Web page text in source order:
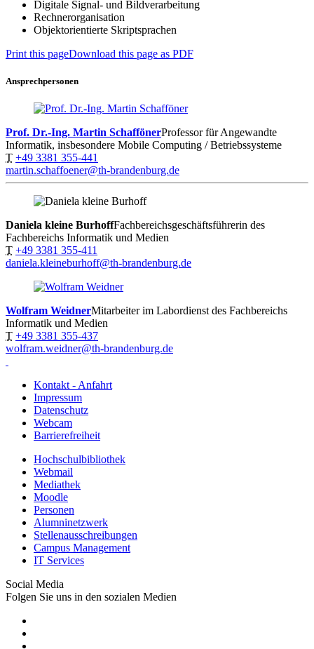
Digitale Signal- und Bildverarbeitung
Rechnerorganisation
Objektorientierte Skriptsprachen
Print this pageDownload this page as PDF
Ansprechpersonen
Prof. Dr.-Ing. Martin SchaffönerProfessor für Angewandte
Informatik, insbesondere Mobile Computing / Betriebssysteme
T +49 3381 355-441
martin.schaffoener@th-brandenburg.de
Daniela kleine BurhoffFachbereichsgeschäftsführerin des
Fachbereichs Informatik und Medien
T +49 3381 355-411
daniela.kleineburhoff@th-brandenburg.de
Wolfram WeidnerMitarbeiter im Labordienst des Fachbereichs
Informatik und Medien
T +49 3381 355-437
wolfram.weidner@th-brandenburg.de
Kontakt - Anfahrt
Impressum
Datenschutz
Webcam
Barrierefreiheit
Hochschulbibliothek
Webmail
Mediathek
Moodle
Personen
Alumninetzwerk
Stellenausschreibungen
Campus Management
IT Services
Social Media
Folgen Sie uns in den sozialen Medien